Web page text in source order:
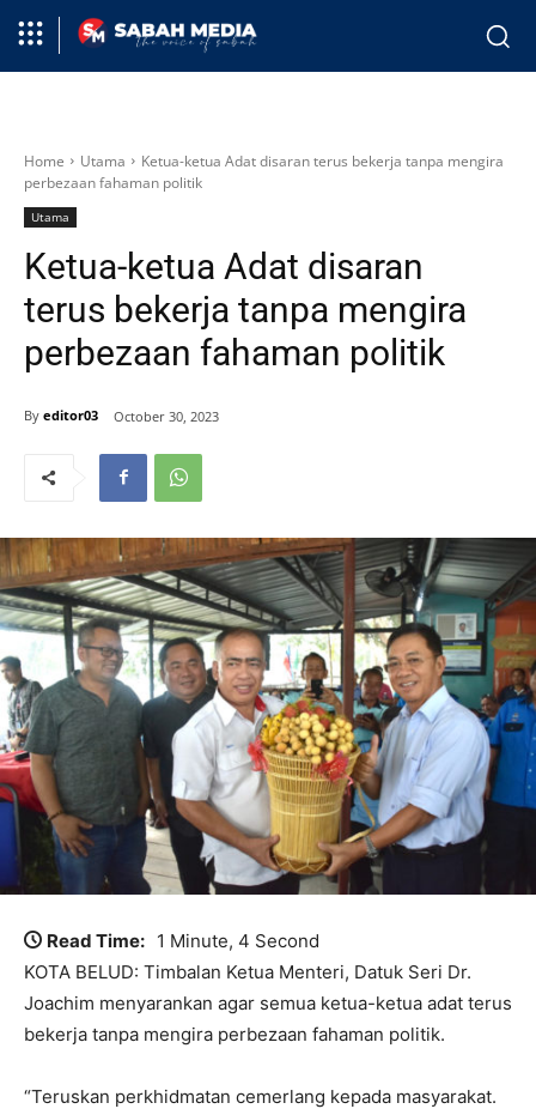
Home Utama
Ketua-ketua Adat disaran terus bekerja tanpa mengira
perbezaan fahaman politik
Utama
Ketua-ketua Adat disaran
terus bekerja tanpa mengira
perbezaan fahaman politik
By editor03 October 30, 2023
Read Time: 1 Minute, 4 Second
KOTA BELUD: Timbalan Ketua Menteri, Datuk Seri Dr.
Joachim menyarankan agar semua ketua-ketua adat terus
bekerja tanpa mengira perbezaan fahaman politik.
“Teruskan perkhidmatan cemerlang kepada masyarakat.